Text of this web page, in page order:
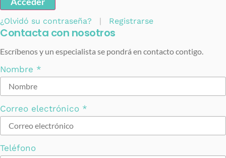
¿Olvidó su contraseña? | Registrarse
Contacta con nosotros
Escríbenos y un especialista se pondrá en contacto contigo.
Nombre *
Correo electrónico *
Teléfono